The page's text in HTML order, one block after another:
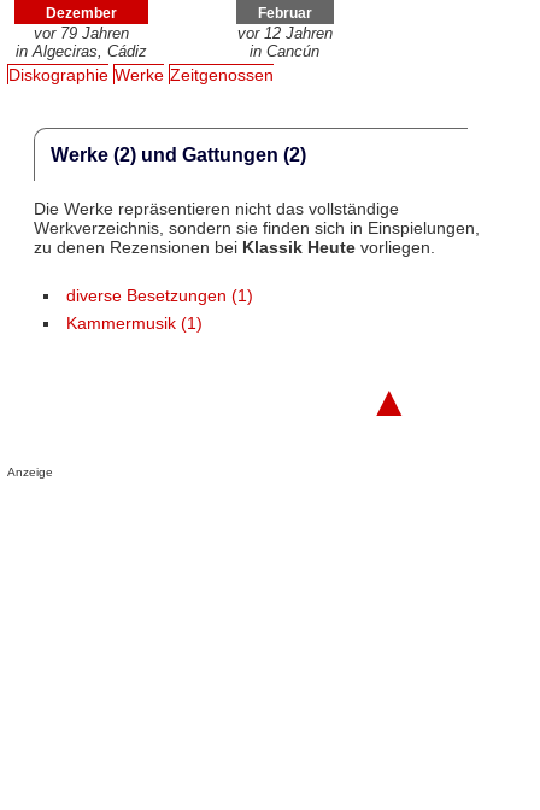
Dezember
vor 79 Jahren
in Algeciras, Cádiz
Februar
vor 12 Jahren
in Cancún
Diskographie Werke Zeitgenossen
Werke (2) und Gattungen (2)
Die Werke repräsentieren nicht das vollständige
Werkverzeichnis, sondern sie finden sich in Einspielungen,
zu denen Rezensionen bei Klassik Heutevorliegen.
diverse Besetzungen (1)
Kammermusik (1)
▲
Anzeige